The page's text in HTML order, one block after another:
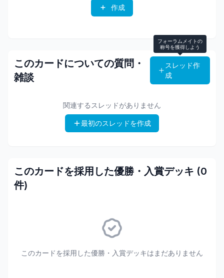
作成
このカードについての質問・
雑談
フォーラムメイトの
称号を獲得しよう
スレッド作
成
関連するスレッドがありません
最初のスレッドを作成
このカードを採用した優勝・入賞デッキ (0
件)
このカードを採用した優勝・入賞デッキはまだありません